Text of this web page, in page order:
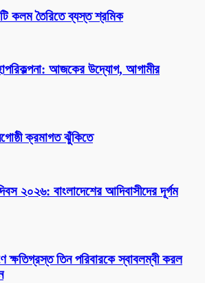
কলম তৈরিতে ব্যস্ত শ্রমিক
আজকের উদ্যোগ, আগামীর
ক্রমাগত ঝুঁকিতে
২০২৬: বাংলাদেশের আদিবাসীদের দূর্গম
ক্ষতিগ্রস্ত তিন পরিবারকে স্বাবলম্বী করল